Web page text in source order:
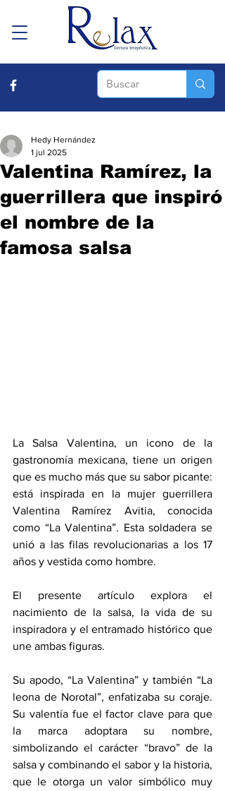
Valentina Ramírez, la
guerrillera que inspiró
el nombre de la
famosa salsa
Hedy Hernández
1 jul 2025
La Salsa Valentina, un icono de la
gastronomía mexicana, tiene un origen
que es mucho más que su sabor picante:
está inspirada en la mujer guerrillera
Valentina Ramírez Avitia, conocida
como “La Valentina”. Esta soldadera se
unió a las filas revolucionarias a los 17
años y vestida como hombre.
El presente artículo explora el
nacimiento de la salsa, la vida de su
inspiradora y el entramado histórico que
une ambas figuras.
Su apodo, “La Valentina” y también “La
leona de Norotal”, enfatizaba su coraje.
Su valentía fue el factor clave para que
la marca adoptara su nombre,
simbolizando el carácter “bravo” de la
salsa y combinando el sabor y la historia,
que le otorga un valor simbólico muy